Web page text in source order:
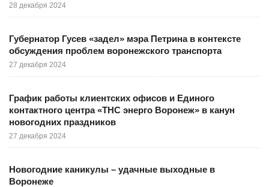
28 декабря 2024
Губернатор Гусев «задел» мэра Петрина в контексте
обсуждения проблем воронежского транспорта
27 декабря 2024
График работы клиентских офисов и Единого
контактного центра «ТНС энерго Воронеж» в канун
новогодних праздников
27 декабря 2024
Новогодние каникулы – удачные выходные в
Воронеже